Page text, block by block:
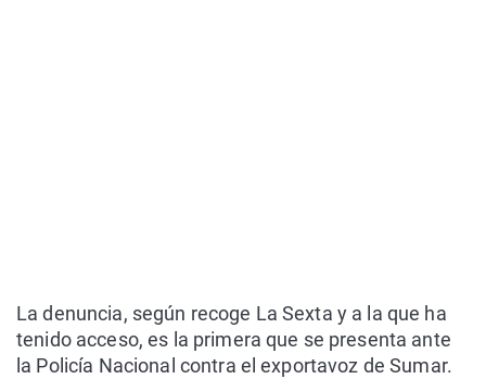
La denuncia, según recoge La Sexta y a la que ha
tenido acceso, es la primera que se presenta ante
la Policía Nacional contra el exportavoz de Sumar.